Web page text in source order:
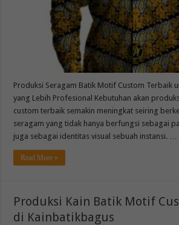
Produksi Seragam Batik Motif Custom Terbaik
yang Lebih Profesional Kebutuhan akan
custom terbaik semakin meningkat seiring
seragam yang tidak hanya berfungsi sebagai
juga sebagai identitas visual sebuah instansi. …
Read More »
Produksi Kain Batik Motif
di Kainbatikbagus